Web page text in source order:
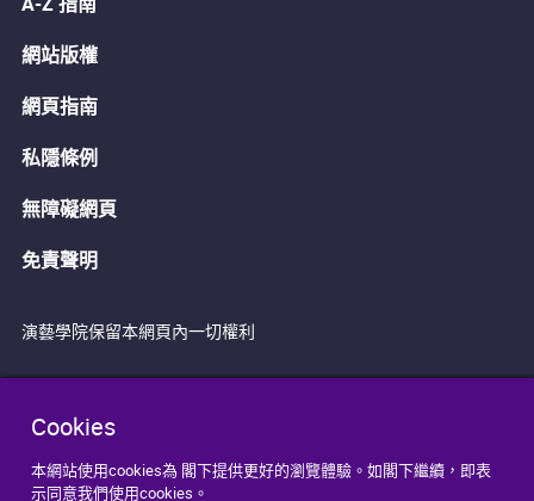
Cookies
本網站使用cookies為 閣下提供更好的瀏覽體驗。如閣下繼續，即表
示同意我們使用cookies。
網站版權
網頁指南
私隱條例
無障礙網頁
免責聲明
演藝學院保留本網頁內一切權利